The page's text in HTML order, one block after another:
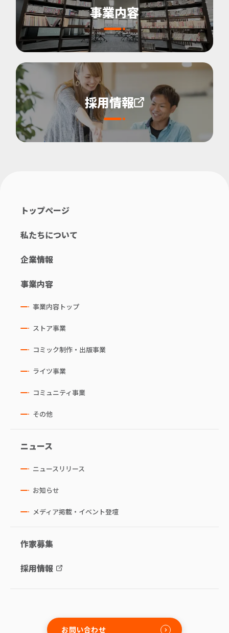
事業内容
採用情報
トップページ
私たちについて
企業情報
事業内容
事業内容トップ
ストア事業
コミック制作・出版事業
ライツ事業
コミュニティ事業
その他
ニュース
ニュースリリース
お知らせ
メディア掲載・イベント登壇
作家募集
採用情報
お問い合わせ